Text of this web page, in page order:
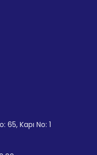
65, Kapı No: 1